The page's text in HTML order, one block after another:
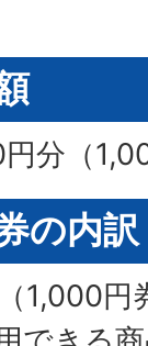
分（
の内訳
1,000円